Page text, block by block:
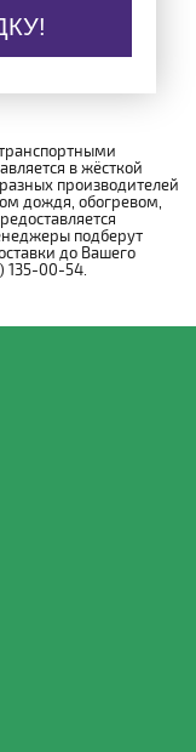
в жёсткой
производителей
дождя, обогревом,
подберут
до Вашего
135-00-54.